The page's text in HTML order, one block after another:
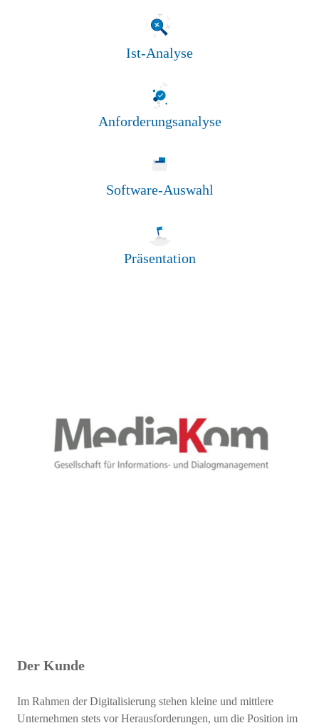
Ist-Analyse
Anforderungsanalyse
Software-Auswahl
Präsentation
Der Kunde
Im Rahmen der Digitalisierung stehen kleine und mittlere
Unternehmen stets vor Herausforderungen, um die Position im